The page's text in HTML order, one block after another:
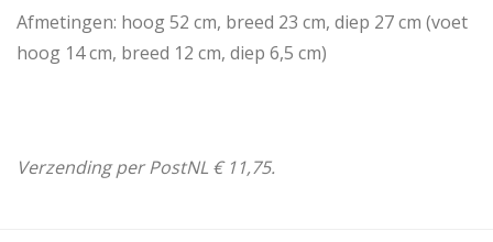
Afmetingen: hoog 52 cm, breed 23 cm, diep 27 cm (voet
hoog 14 cm, breed 12 cm, diep 6,5 cm)
Verzending per PostNL € 11,75.